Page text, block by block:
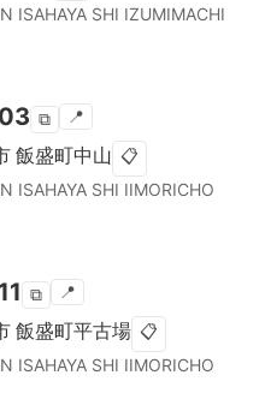
ISAHAYA SHI IZUMIMACHI
⧉ 📍
飯盛町中山 📋
ISAHAYA SHI IIMORICHO
⧉ 📍
飯盛町平古場 📋
ISAHAYA SHI IIMORICHO